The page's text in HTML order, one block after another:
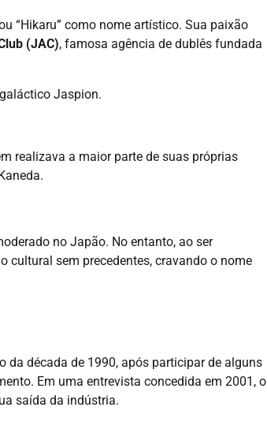
“Hikaru” como nome artístico. Sua paixão
(JAC), famosa agência de dublês fundada
Jaspion.
realizava a maior parte de suas próprias
no Japão. No entanto, ao ser
cultural sem precedentes, cravando o nome
da década de 1990, após participar de alguns
Em uma entrevista concedida em 2001, o
saída da indústria.